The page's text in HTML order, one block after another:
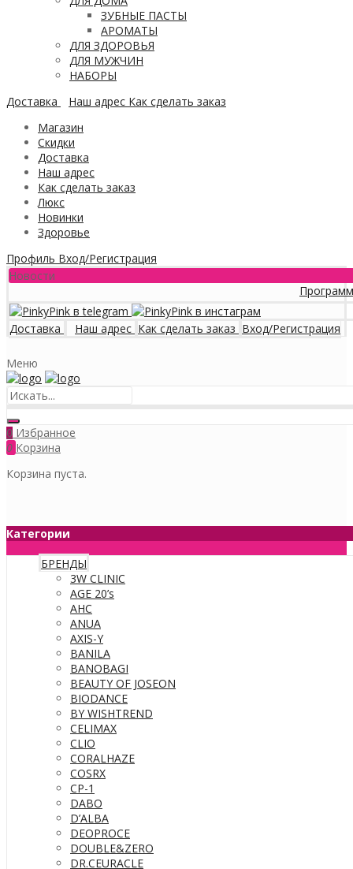
ЗУБНЫЕ ПАСТЫ
АРОМАТЫ
ДЛЯ ЗДОРОВЬЯ
ДЛЯ МУЖЧИН
НАБОРЫ
Доставка
Наш адрес Как сделать заказ
Магазин
Скидки
Доставка
Наш адрес
Как сделать заказ
Люкс
Новинки
Здоровье
Профиль Вход/Регистрация
Новости
Программа
Доставка Наш адрес Как сделать заказ Вход/Регистрация
Меню
0 Избранное
0 Корзина
Корзина пуста.
Категории
БРЕНДЫ
3W CLINIC
AGE 20’s
AHC
ANUA
AXIS-Y
BANILA
BANOBAGI
BEAUTY OF JOSEON
BIODANCE
BY WISHTREND
CELIMAX
CLIO
CORALHAZE
COSRX
CP-1
DABO
D’ALBA
DEOPROCE
DOUBLE&ZERO
DR.CEURACLE